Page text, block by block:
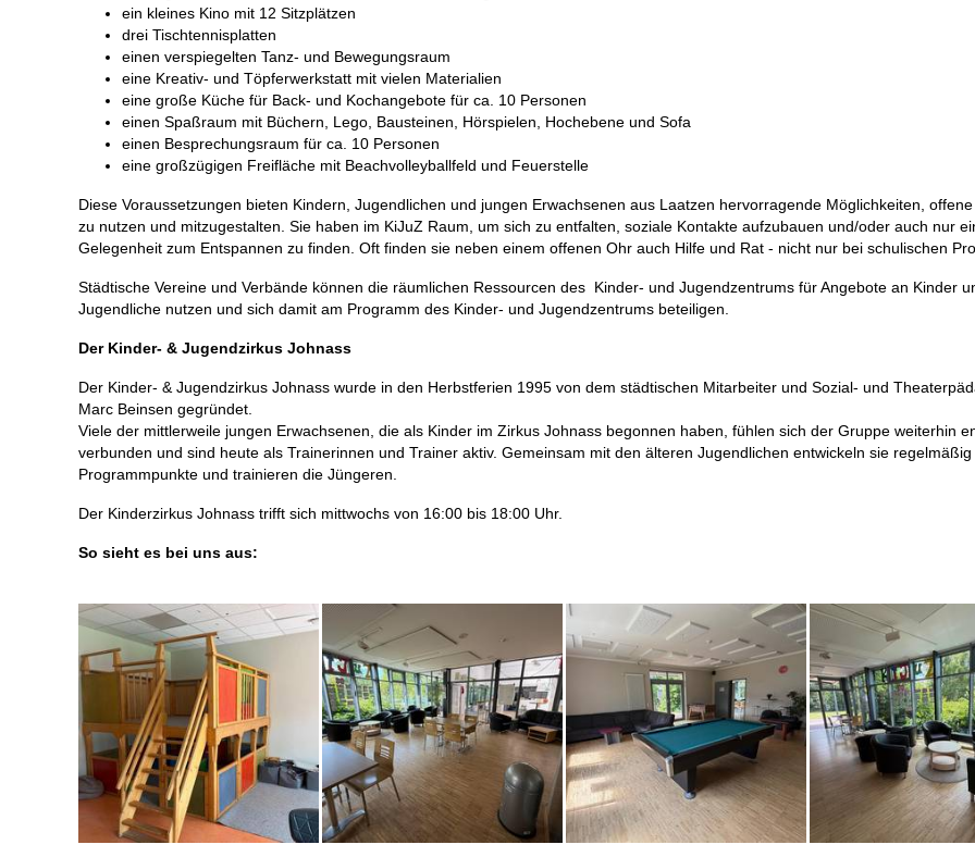
ein kleines Kino mit 12 Sitzplätzen
drei Tischtennisplatten
einen verspiegelten Tanz- und Bewegungsraum
eine Kreativ- und Töpferwerkstatt mit vielen Materialien
eine große Küche für Back- und Kochangebote für ca. 10 Personen
einen Spaßraum mit Büchern, Lego, Bausteinen, Hörspielen, Hochebene und Sofa
einen Besprechungsraum für ca. 10 Personen
eine großzügigen Freifläche mit Beachvolleyballfeld und Feuerstelle
Diese Voraussetzungen bieten Kindern, Jugendlichen und jungen Erwachsenen aus Laatzen hervorragende Möglichkeiten,
zu nutzen und mitzugestalten. Sie haben im KiJuZ Raum, um sich zu entfalten, soziale Kontakte aufzubauen und/oder auch nur
Gelegenheit zum Entspannen zu finden. Oft finden sie neben einem offenen Ohr auch Hilfe und Rat - nicht nur bei schulischen
Städtische Vereine und Verbände können die räumlichen Ressourcen des Kinder- und Jugendzentrums für Angebote an Kinder
Jugendliche nutzen und sich damit am Programm des Kinder- und Jugendzentrums beteiligen.
Der Kinder- & Jugendzirkus Johnass
Der Kinder- & Jugendzirkus Johnass wurde in den Herbstferien 1995 von dem städtischen Mitarbeiter und Sozial- und
Marc Beinsen gegründet.
Viele der mittlerweile jungen Erwachsenen, die als Kinder im Zirkus Johnass begonnen haben, fühlen sich der Gruppe weiterhin
verbunden und sind heute als Trainerinnen und Trainer aktiv. Gemeinsam mit den älteren Jugendlichen entwickeln sie
Programmpunkte und trainieren die Jüngeren.
Der Kinderzirkus Johnass trifft sich mittwochs von 16:00 bis 18:00 Uhr.
So sieht es bei uns aus: